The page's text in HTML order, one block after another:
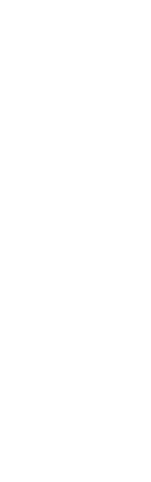
khả năng thích ứng với trên
quá trình bảo trì, thay thế